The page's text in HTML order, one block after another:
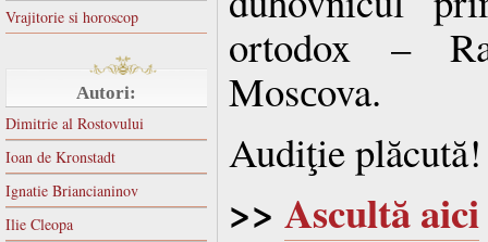
Vrajitorie si horoscop
Autori:
Dimitrie al Rostovului
Ioan de Kronstadt
Ignatie Briancianinov
Ilie Cleopa
ortodox –
Mosсova.
Audiţie plăcută!
>> Ascultă aici